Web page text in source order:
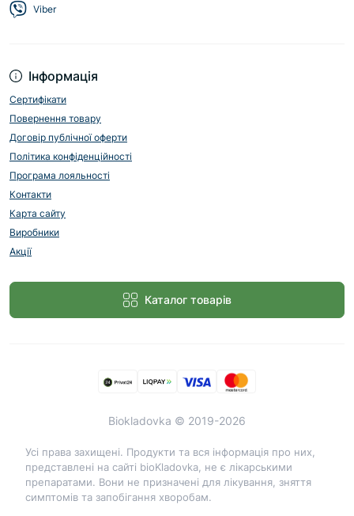
Інформація
Сертифікати
Повернення товару
Договір публічної оферти
Політика конфіденційності
Програма лояльності
Контакти
Карта сайту
Виробники
Акції
Каталог товарів
Viber
Biokladovka © 2019-2026
Усі права захищені. Продукти та вся інформація про них,
представлені на сайті bioKladovka, не є лікарськими
препаратами. Вони не призначені для лікування, зняття
симптомів та запобігання хворобам.